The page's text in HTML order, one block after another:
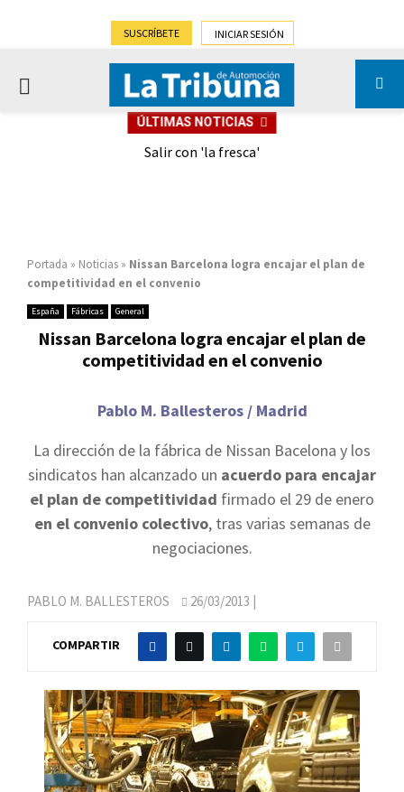
SUSCRÍBETE INICIAR SESIÓN
PRIMARY
ÚLTIMAS NOTICIAS
Salir con 'la fresca'
Portada » Noticias » Nissan Barcelona logra encajar el plan de
competitividad en el convenio
España Fábricas General
Nissan Barcelona logra encajar el plan de
competitividad en el convenio
Pablo M. Ballesteros / Madrid
La dirección de la fábrica de Nissan Bacelona y los
sindicatos han alcanzado un acuerdo para encajar
el plan de competitividad firmado el 29 de enero
en el convenio colectivo, tras varias semanas de
negociaciones.
PABLO M. BALLESTEROS 26/03/2013 |
COMPARTIR